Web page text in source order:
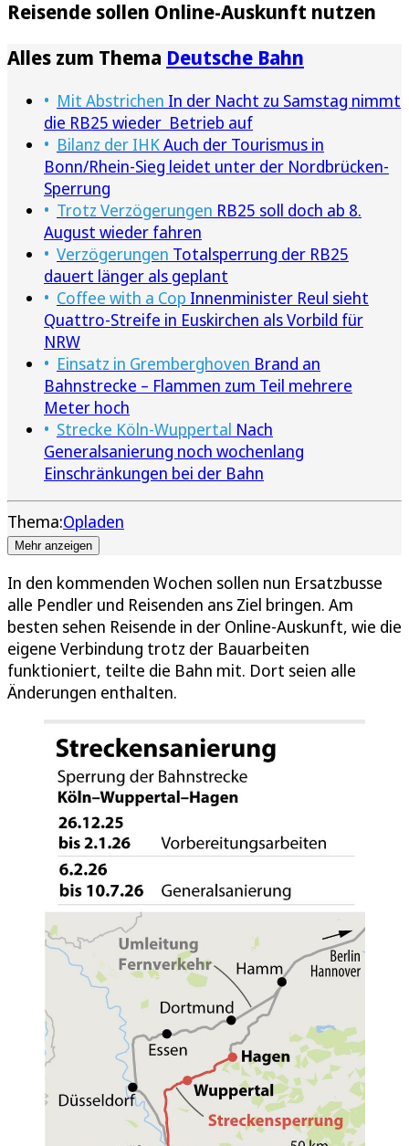
Reisende sollen Online-Auskunft nutzen
Alles zum Thema Deutsche Bahn
Mit Abstrichen In der Nacht zu Samstag nimmt
die RB25 wieder Betrieb auf
Bilanz der IHKAuch der Tourismus in
Bonn/Rhein-Sieg leidet unter der Nordbrücken-
Sperrung
Trotz Verzögerungen RB25 soll doch ab 8.
August wieder fahren
Verzögerungen Totalsperrung der RB25
dauert länger als geplant
Coffee with a Cop Innenminister Reul sieht
Quattro-Streife in Euskirchen als Vorbild für
NRW
Einsatz in Gremberghoven Brand an
Bahnstrecke – Flammen zum Teil mehrere
Meter hoch
Strecke Köln-Wuppertal Nach
Generalsanierung noch wochenlang
Einschränkungen bei der Bahn
Thema:Opladen
Mehr anzeigen
In den kommenden Wochen sollen nun Ersatzbusse
alle Pendler und Reisenden ans Ziel bringen. Am
besten sehen Reisende in der Online-Auskunft, wie die
eigene Verbindung trotz der Bauarbeiten
funktioniert, teilte die Bahn mit. Dort seien alle
Änderungen enthalten.